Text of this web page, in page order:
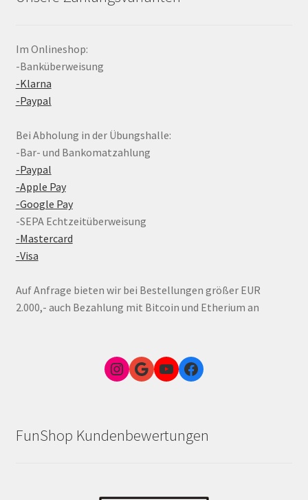
Im Onlineshop:
-Banküberweisung
-Klarna
-Paypal
Bei Abholung in der Übungshalle:
-Bar- und Bankomatzahlung
-Paypal
-Apple Pay
-Google Pay
-SEPA Echtzeitüberweisung
-Mastercard
-Visa
Auf Anfrage bieten wir bei Bestellungen größer EUR
2.000,- auch Bezahlung mit Bitcoin und Etherium an
Instagram
Google Link zum FunShop WienYouTubeFacebook
FunShop Kundenbewertungen